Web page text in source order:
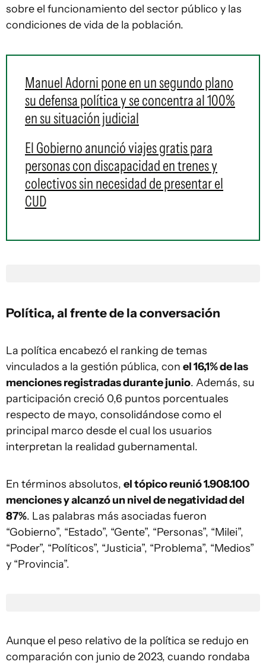
sobre el funcionamiento del sector público y las
condiciones de vida de la población.
Manuel Adorni pone en un segundo plano
su defensa política y se concentra al 100%
en su situación judicial
El Gobierno anunció viajes gratis para
personas con discapacidad en trenes y
colectivos sin necesidad de presentar el
CUD
Política, al frente de la conversación
La política encabezó el ranking de temas
vinculados a la gestión pública, con el 16,1% de las
menciones registradas durante junio. Además, su
participación creció 0,6 puntos porcentuales
respecto de mayo, consolidándose como el
principal marco desde el cual los usuarios
interpretan la realidad gubernamental.
En términos absolutos, el tópico reunió 1.908.100
menciones y alcanzó un nivel de negatividad del
87%. Las palabras más asociadas fueron
“Gobierno”, “Estado”, “Gente”, “Personas”, “Milei”,
“Poder”, “Políticos”, “Justicia”, “Problema”, “Medios”
y “Provincia”.
Aunque el peso relativo de la política se redujo en
comparación con junio de 2023, cuando rondaba